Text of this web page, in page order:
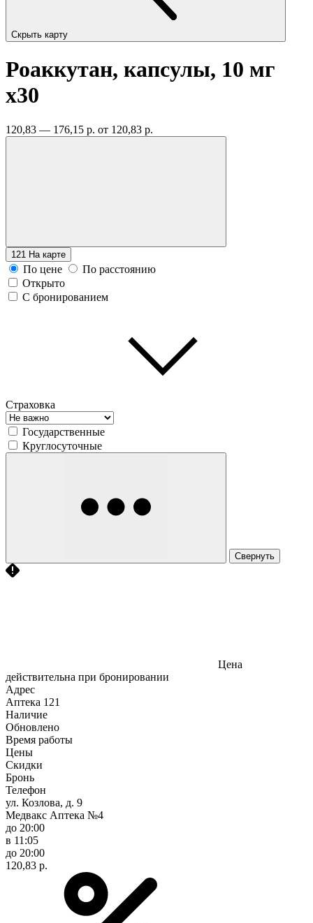
Скрыть карту
Роаккутан, капсулы, 10 мг
x30
120,83 — 176,15 р. от 120,83 р.
121 На карте
По цене
По расстоянию
Открыто
С бронированием
Страховка
Государственные
Круглосуточные
Свернуть
Цена
действительна при бронировании
Адрес
Аптека 121
Наличие
Обновлено
Время работы
Цены
Скидки
Бронь
Телефон
ул. Козлова, д. 9
Медвакс Аптека №4
до 20:00
в 11:05
до 20:00
120,83 р.